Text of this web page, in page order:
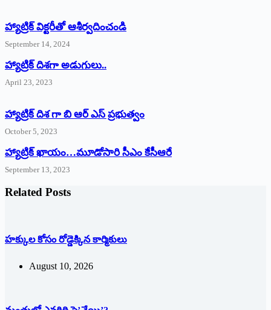
హ్యాట్రిక్‌ ‌విక్టరీతో ఆశీర్వదించండి
September 14, 2024
‌హ్యాట్రిక్‌ ‌దిశగా అడుగులు..
April 23, 2023
హ్యాట్రిక్ దిశ గా బి ఆర్ ఎస్ ప్రభుత్వం
October 5, 2023
హ్యాట్రిక్‌ ‌ఖాయం…మూడోసారి సీఎం కేసీఆరే
September 13, 2023
Related Posts
హక్కుల కోసం రోడ్డెక్కిన కార్మికులు
August 10, 2026